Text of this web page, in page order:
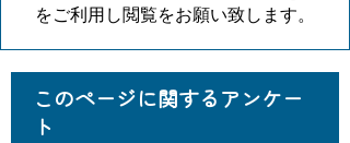
をご利用し閲覧をお願い致します。
このページに関するアンケー
ト